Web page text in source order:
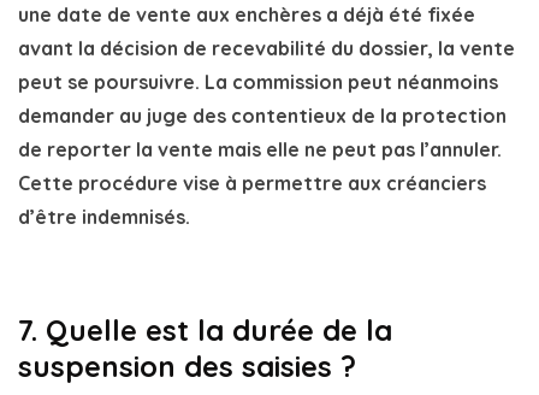
une date de vente aux enchères a déjà été fixée
avant la décision de recevabilité du dossier, la vente
peut se poursuivre. La commission peut néanmoins
demander au juge des contentieux de la protection
de reporter la vente mais elle ne peut pas l’annuler.
Cette procédure vise à permettre aux créanciers
d’être indemnisés.
7. Quelle est la durée de la
suspension des saisies ?